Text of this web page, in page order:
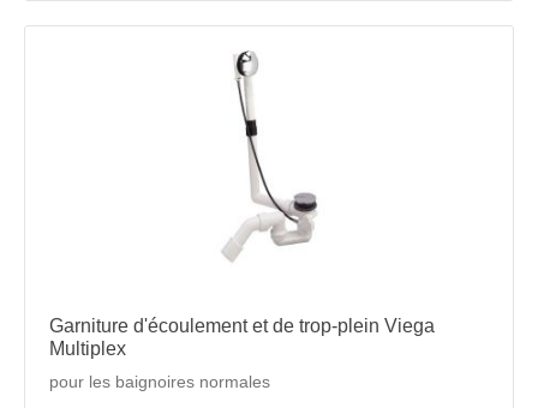
Garniture d'écoulement et de trop-plein Viega
Multiplex
pour les baignoires normales